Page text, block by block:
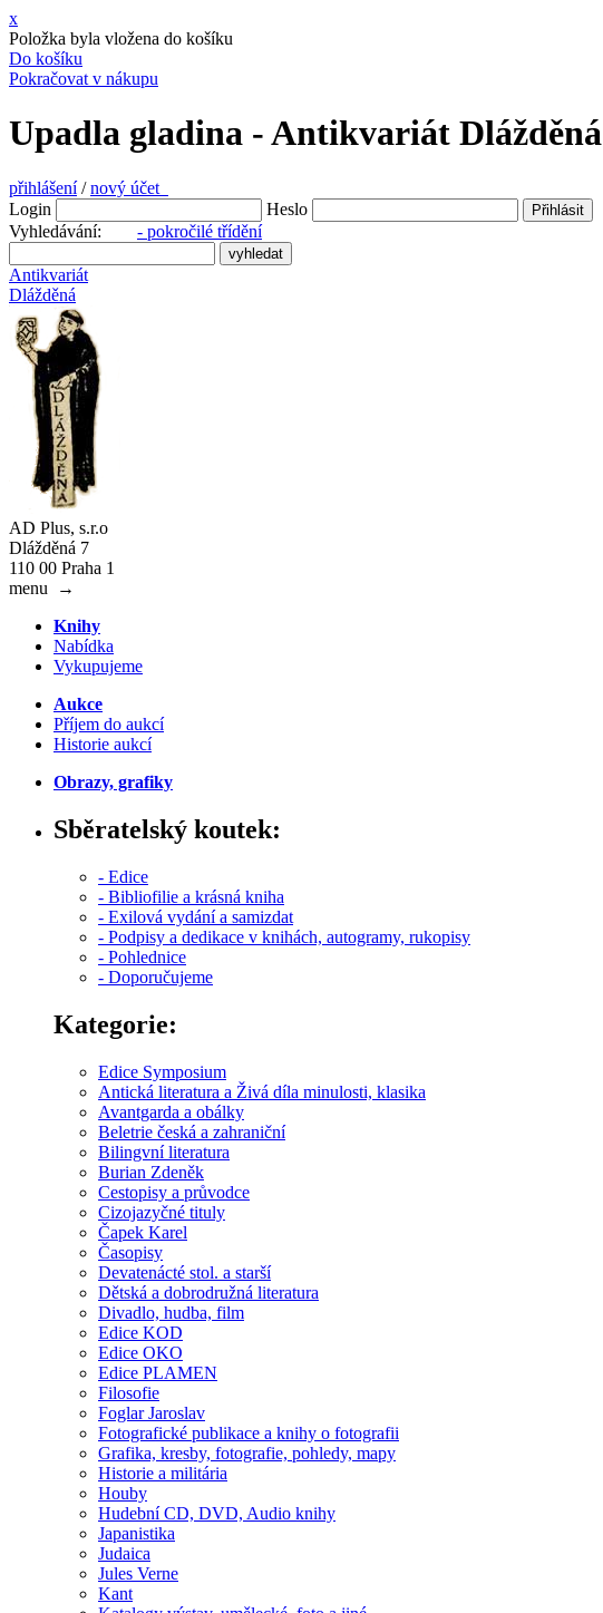
x
Položka byla vložena do košíku
Do košíku
Pokračovat v nákupu
Upadla gladina - Antikvariát Dlážděná
přihlášení/nový účet
Login
Heslo
Vyhledávání: - pokročilé třídění
Antikvariát
Dlážděná
AD Plus, s.r.o
Dlážděná 7
110 00 Praha 1
menu
→
Knihy
Nabídka
Vykupujeme
Aukce
Příjem do aukcí
Historie aukcí
Obrazy, grafiky
Sběratelský koutek:
- Edice
- Bibliofilie a krásná kniha
- Exilová vydání a samizdat
- Podpisy a dedikace v knihách, autogramy, rukopisy
- Pohlednice
- Doporučujeme
Kategorie:
Edice Symposium
Antická literatura a Živá díla minulosti, klasika
Avantgarda a obálky
Beletrie česká a zahraniční
Bilingvní literatura
Burian Zdeněk
Cestopisy a průvodce
Cizojazyčné tituly
Čapek Karel
Časopisy
Devatenácté stol. a starší
Dětská a dobrodružná literatura
Divadlo, hudba, film
Edice KOD
Edice OKO
Edice PLAMEN
Filosofie
Foglar Jaroslav
Fotografické publikace a knihy o fotografii
Grafika, kresby, fotografie, pohledy, mapy
Historie a militária
Houby
Hudební CD, DVD, Audio knihy
Japanistika
Judaica
Jules Verne
Kant